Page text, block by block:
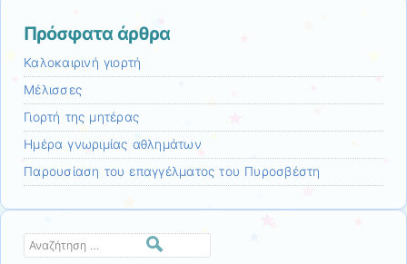
Πρόσφατα άρθρα
Καλοκαιρινή γιορτή
Μέλισσες
Γιορτή της μητέρας
Ημέρα γνωριμίας αθλημάτων
Παρουσίαση του επαγγέλματος του Πυροσβέστη
Αναζήτηση